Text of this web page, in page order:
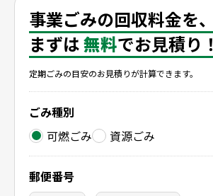
事業ごみの回収料金を、
まずは無料でお見積り！
定期ごみの目安のお見積りが計算できます。
ごみ種別
可燃ごみ
資源ごみ
郵便番号